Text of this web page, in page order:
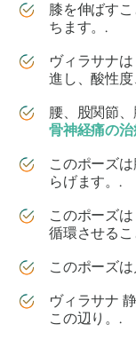
膝を伸ばす
ちます。.
ヴィラサナは
進し、酸性度
腰、股関節
骨神経痛の治
このポーズ
らげます。.
このポーズは
循環させる
このポーズ
ヴィラサナ
この辺り。.